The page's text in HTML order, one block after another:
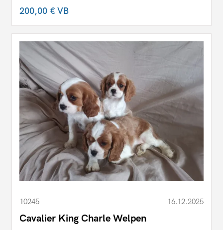
200,00 €VB
10245 16.12.2025
Cavalier King Charle Welpen